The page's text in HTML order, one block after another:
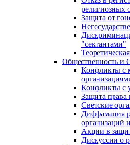
религиозных
Защита от
"сектантами"
Общественность
Конфликты с
Конфликты с
Защита права
Светские
Диффамация
организаций
Акции в
Дискуссии о